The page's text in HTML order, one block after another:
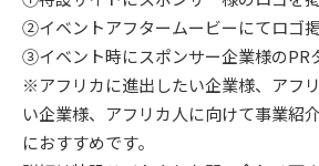
②イベントアフタームービーにてロゴ
③イベント時にスポンサー企業様のPR
※アフリカに進出したい企業様、アフ
い企業様、アフリカ人に向けて事業紹
におすすめです。